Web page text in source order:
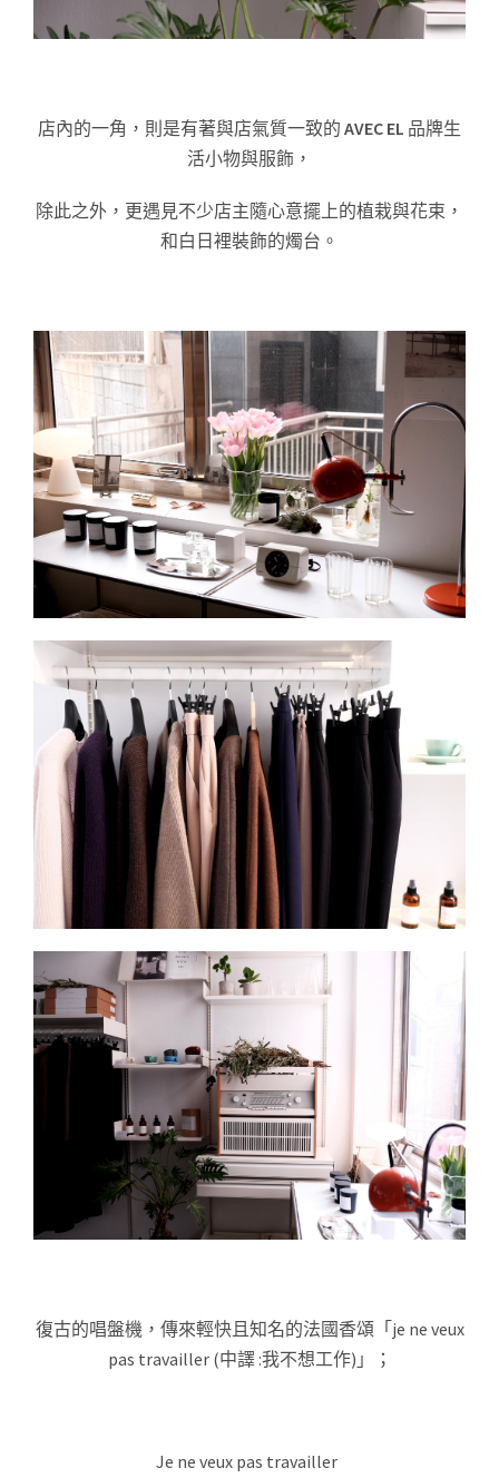
店內的一角，則是有著與店氣質一致的 AVEC EL 品牌生
活小物與服飾，
除此之外，更遇見不少店主隨心意擺上的植栽與花束，
和白日裡裝飾的燭台。
復古的唱盤機，傳來輕快且知名的法國香頌「je ne veux
pas travailler (中譯 :我不想工作)」；
Je ne veux pas travailler